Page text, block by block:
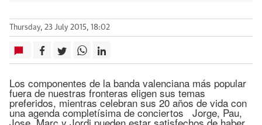
Thursday, 23 July 2015, 18:02
Los componentes de la banda valenciana más popular
fuera de nuestras fronteras eligen sus temas
preferidos, mientras celebran sus 20 años de vida con
una agenda completísima de conciertos Jorge, Pau,